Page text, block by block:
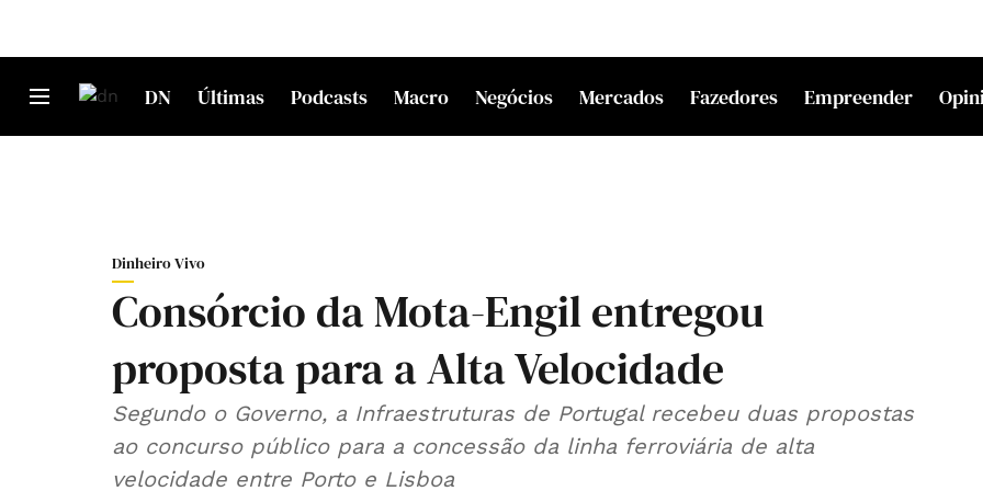
DN Últimas Podcasts Macro Negócios Mercados Fazedores Empreender
Dinheiro Vivo
Consórcio da Mota-Engil entregou
proposta para a Alta Velocidade
Segundo o Governo, a Infraestruturas de Portugal recebeu duas propostas
ao concurso público para a concessão da linha ferroviária de alta
velocidade entre Porto e Lisboa